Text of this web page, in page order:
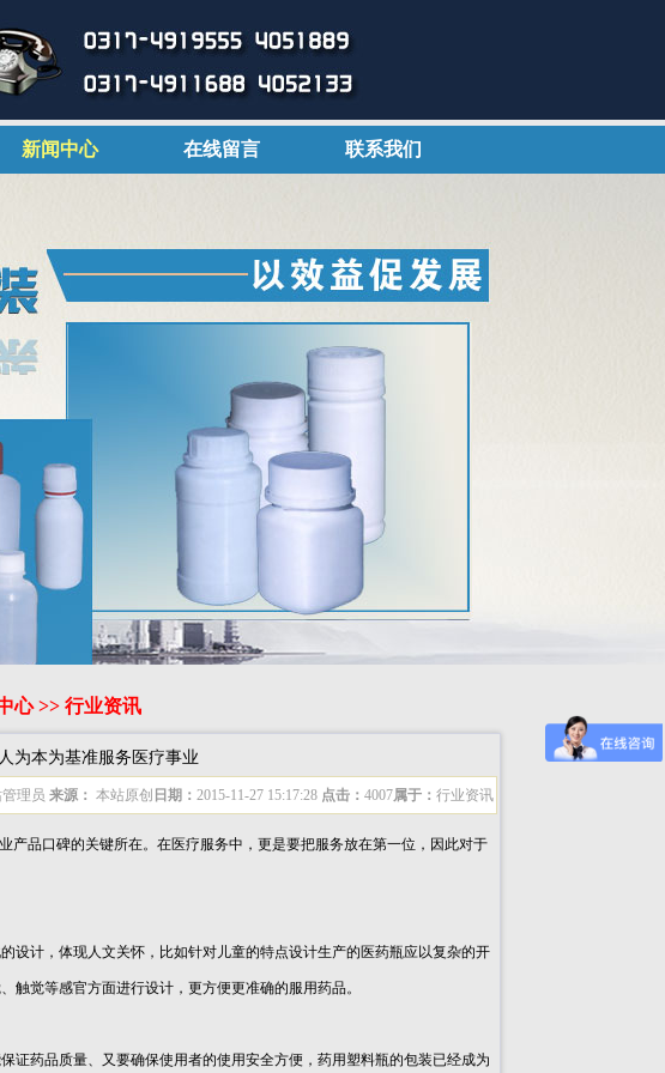
新闻中心 在线留言 联系我们
心>> 行业资讯
为本为基准服务医疗事业
管理员 来源： 本站原创 日期： 2015-11-27 15:17:28 点击： 4007属于： 行业资讯
品口碑的关键所在。在医疗服务中，更是要把服务放在第一位，因此对于
计，体现人文关怀，比如针对儿童的特点设计生产的医药瓶应以复杂的开
触觉等感官方面进行设计，更方便更准确的服用药品。
药品质量、又要确保使用者的使用安全方便，药用塑料瓶的包装已经成为